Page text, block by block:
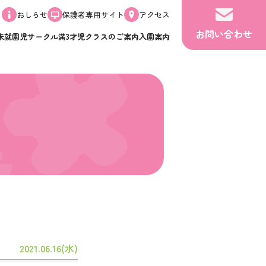
おしらせ 保護者専用サイト
アクセス
就園児サークル満3才児クラスのご案内入園案内 お問い合わせ
2021.06.16(水)